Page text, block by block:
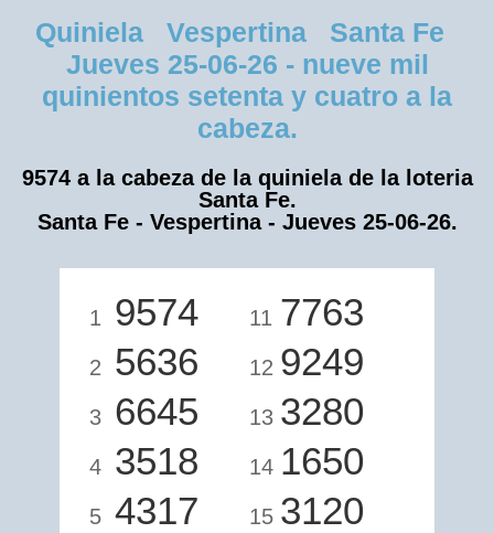
Quiniela Vespertina Santa Fe
Jueves 25-06-26 - nueve mil
quinientos setenta y cuatro a la
cabeza.
9574 a la cabeza de la quiniela de la loteria
Santa Fe.
Santa Fe - Vespertina - Jueves 25-06-26.
1 9574
2 5636
3 6645
4 3518
5 4317
11 7763
12 9249
13 3280
14 1650
15 3120